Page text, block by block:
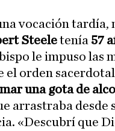
vocación tardía,
Steeletenía 57
le impuso las
orden
una gota de
arrastraba desde
«Descubrí que